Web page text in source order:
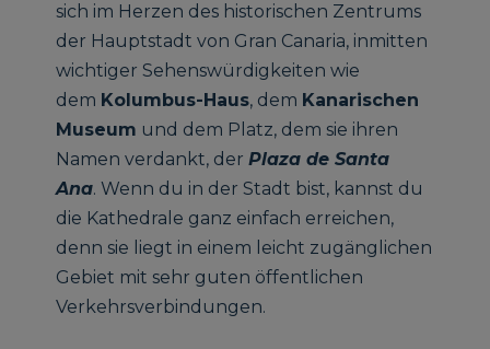
sich im Herzen des historischen Zentrums
der Hauptstadt von Gran Canaria, inmitten
wichtiger Sehenswürdigkeiten wie
dem Kolumbus-Haus, dem Kanarischen
Museum und dem Platz, dem sie ihren
Namen verdankt, derPlaza de Santa
Ana. Wenn du in der Stadt bist, kannst du
die Kathedrale ganz einfach erreichen,
denn sie liegt in einem leicht zugänglichen
Gebiet mit sehr guten öffentlichen
Verkehrsverbindungen.